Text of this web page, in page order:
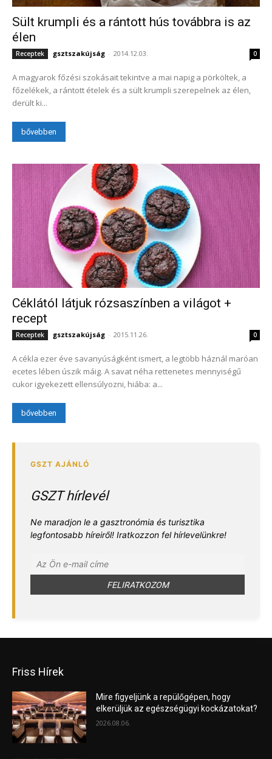
Sült krumpli és a rántott hús továbbra is az
élen
Receptek gsztszakújság - 2014.12.03. 0
A magyarok főzési szokásait tekintve a mai napig a pörköltek, a
főzelékek, a rántott ételek és a sült krumpli szerepelnek az élen,
derült ki...
bővebben
Céklától látjuk rózsaszínben a világot +
recept
Receptek gsztszakújság - 2015.11.26. 0
A cékla ezer éve savanyúságként ismert, a legtöbb háznál maróan
ecetes lében úszik máig. A savat néha rettenetes mennyiségű
cukor igyekezett ellensúlyozni, hiába: a...
bővebben
GSZT hírlevél
Ne maradjon le a gasztronómia és turisztika
legfontosabb híreiről! Iratkozzon fel hírlevelünkre!
Friss Hírek
Mire figyeljünk a repülőgépen, hogy
elkerüljük az egészségügyi kockázatokat?
2026.08.06.